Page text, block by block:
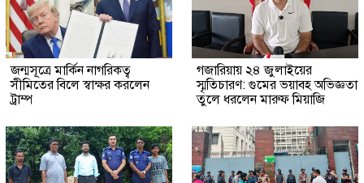
জন্মসূত্রে মার্কিন নাগরিকত্ব
সীমিতের বিলে স্বাক্ষর করলেন
ট্রাম্প
গজারিয়ায় ২৪ জুলাইয়ের
স্মৃতিচারণ: গুমের ভয়াবহ অভিজ্ঞতা
তুলে ধরলেন মারুফ মিয়াজি